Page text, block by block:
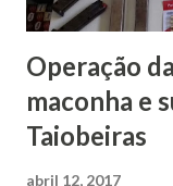
Operação
maconha e
Taiobeiras
abril 12, 2017